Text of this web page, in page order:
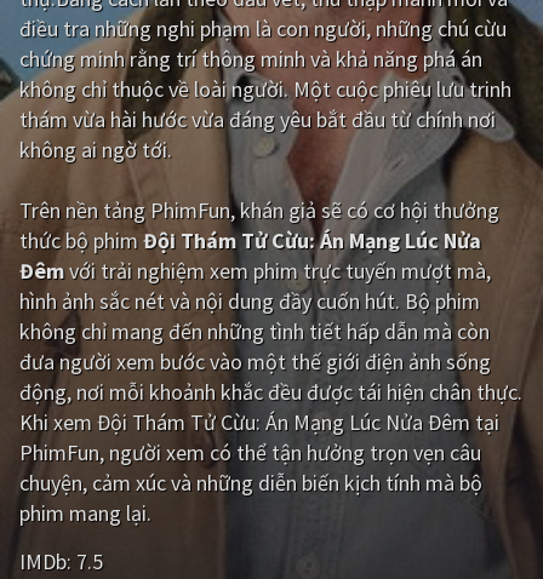
Giật gân Gia đình
Bí ẩn Lịch sử
Viễn Tây Tiểu sử
DramaTV
QUỐC GIA
Âu - Mỹ Trung Quốc - Hồng Kông
Hàn Quốc Nhật Bản
Ấn Độ Việt Nam
Tổng hợp
CẬP NHẬT
PHIM MỚI
điều tra những nghi phạm là con người, những chú cừu
chứng minh rằng trí thông minh và khả năng phá án
không chỉ thuộc về loài người. Một cuộc phiêu lưu trinh
thám vừa hài hước vừa đáng yêu bắt đầu từ chính nơi
không ai ngờ tới.
Trên nền tảng PhimFun, khán giả sẽ có cơ hội thưởng
thức bộ phimĐội Thám Tử Cừu: Án Mạng Lúc Nửa
Đêmvới trải nghiệm xem phim trực tuyến mượt mà,
hình ảnh sắc nét và nội dung đầy cuốn hút. Bộ phim
không chỉ mang đến những tình tiết hấp dẫn mà còn
đưa người xem bước vào một thế giới điện ảnh sống
động, nơi mỗi khoảnh khắc đều được tái hiện chân thực.
Khi xem Đội Thám Tử Cừu: Án Mạng Lúc Nửa Đêm tại
PhimFun, người xem có thể tận hưởng trọn vẹn câu
chuyện, cảm xúc và những diễn biến kịch tính mà bộ
phim mang lại.
IMDb: 7.5